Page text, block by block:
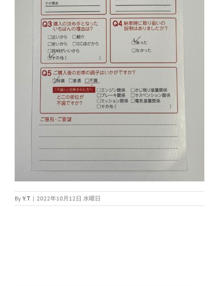
By Y.T | 2022年10月12日 水曜日